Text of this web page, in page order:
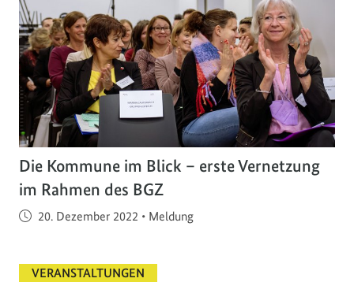
Die Kommune im Blick – erste Vernetzung
im Rahmen des BGZ
Veröffentlicht am
20. Dezember 2022 • Meldung
VERANSTALTUNGEN